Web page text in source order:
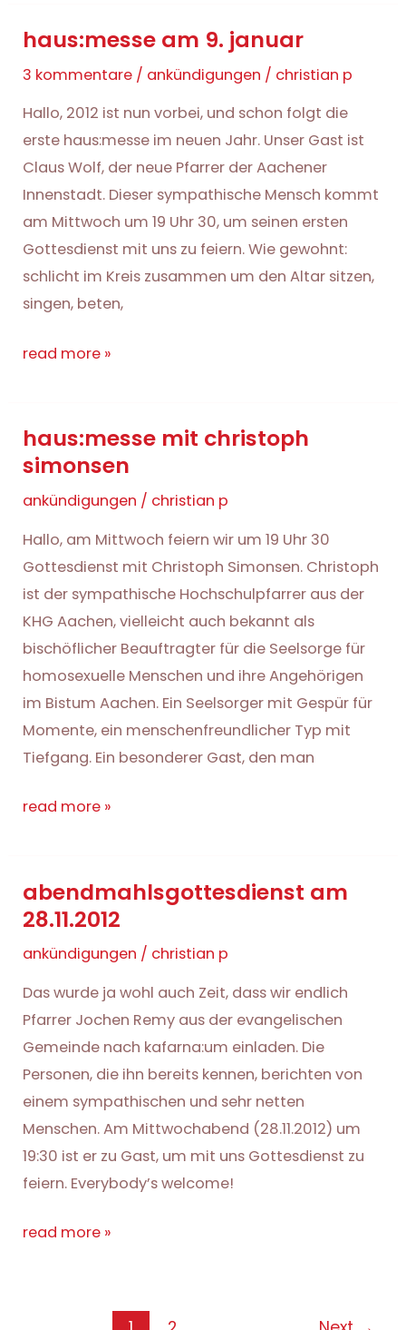
acht
haus:messe am 9. januar
3 kommentare / ankündigungen / christian p
Hallo, 2012 ist nun vorbei, und schon folgt die
erste haus:messe im neuen Jahr. Unser Gast ist
Claus Wolf, der neue Pfarrer der Aachener
Innenstadt. Dieser sympathische Mensch kommt
am Mittwoch um 19 Uhr 30, um seinen ersten
Gottesdienst mit uns zu feiern. Wie gewohnt:
schlicht im Kreis zusammen um den Altar sitzen,
singen, beten,
haus:messe
januar
read more »
haus:messe mit christoph
simonsen
ankündigungen / christian p
Hallo, am Mittwoch feiern wir um 19 Uhr 30
Gottesdienst mit Christoph Simonsen. Christoph
ist der sympathische Hochschulpfarrer aus der
KHG Aachen, vielleicht auch bekannt als
bischöflicher Beauftragter für die Seelsorge für
homosexuelle Menschen und ihre Angehörigen
im Bistum Aachen. Ein Seelsorger mit Gespür für
Momente, ein menschenfreundlicher Typ mit
Tiefgang. Ein besonderer Gast, den man
haus:messe
simonsen
read more »
abendmahlsgottesdienst am
28.11.2012
ankündigungen / christian p
Das wurde ja wohl auch Zeit, dass wir endlich
Pfarrer Jochen Remy aus der evangelischen
Gemeinde nach kafarna:um einladen. Die
Personen, die ihn bereits kennen, berichten von
einem sympathischen und sehr netten
Menschen. Am Mittwochabend (28.11.2012) um
19:30 ist er zu Gast, um mit uns Gottesdienst zu
feiern. Everybody’s welcome!
abendmahlsgottesdienst
read more »